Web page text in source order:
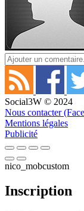
Social3W © 2024
Nous contacter
Mentions légales
Publicité
nico_mobcustom
Inscription